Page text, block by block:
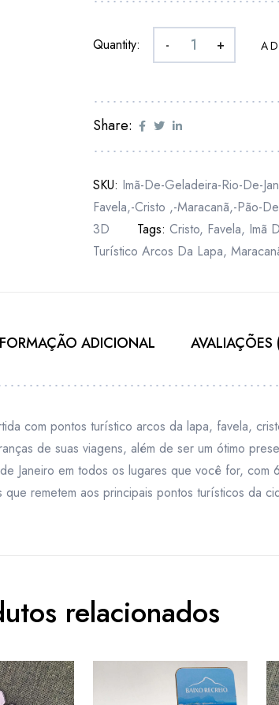
Quantity: - +
Share:
SKU: Imã-De-Geladeira-Rio-De-
Favela,-Cristo ,-Maracanã,-Pão-
3D
Tags: Cristo, Favela, Imã
Turístico Arcos Da Lapa,
ADICIONAL AVALIAÇÕES
com pontos turístico arcos da lapa, favela,
de suas viagens, além de ser um ótimo
Janeiro em todos os lugares que você for, com
remetem aos principais pontos turísticos da
relacionados